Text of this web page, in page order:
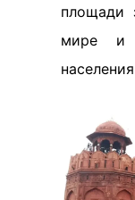
площади
мире и